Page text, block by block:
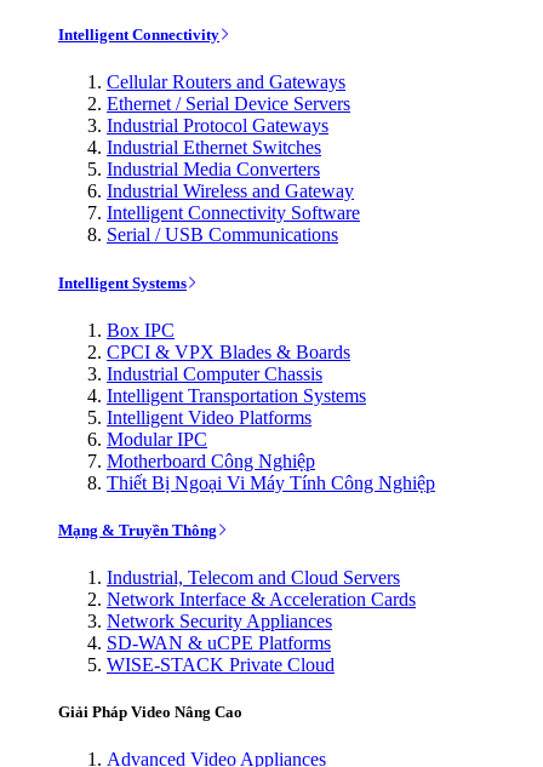
Intelligent Connectivity
Cellular Routers and Gateways
Ethernet / Serial Device Servers
Industrial Protocol Gateways
Industrial Ethernet Switches
Industrial Media Converters
Industrial Wireless and Gateway
Intelligent Connectivity Software
Serial / USB Communications
Intelligent Systems
Box IPC
CPCI & VPX Blades & Boards
Industrial Computer Chassis
Intelligent Transportation Systems
Intelligent Video Platforms
Modular IPC
Motherboard Công Nghiệp
Thiết Bị Ngoại Vi Máy Tính Công Nghiệp
Mạng & Truyền Thông
Industrial, Telecom and Cloud Servers
Network Interface & Acceleration Cards
Network Security Appliances
SD-WAN & uCPE Platforms
WISE-STACK Private Cloud
Giải Pháp Video Nâng Cao
Advanced Video Appliances